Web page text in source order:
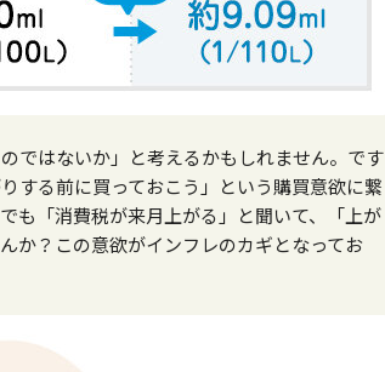
ではないか」と考えるかもしれません。です
する前に買っておこう」という購買意欲に繋
も「消費税が来月上がる」と聞いて、「上が
か？この意欲がインフレのカギとなってお